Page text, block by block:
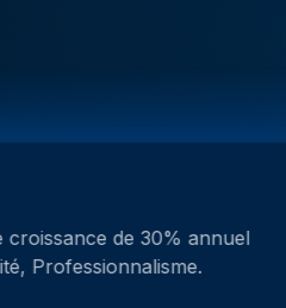
Nous avons travaillé
de notre plateforme.